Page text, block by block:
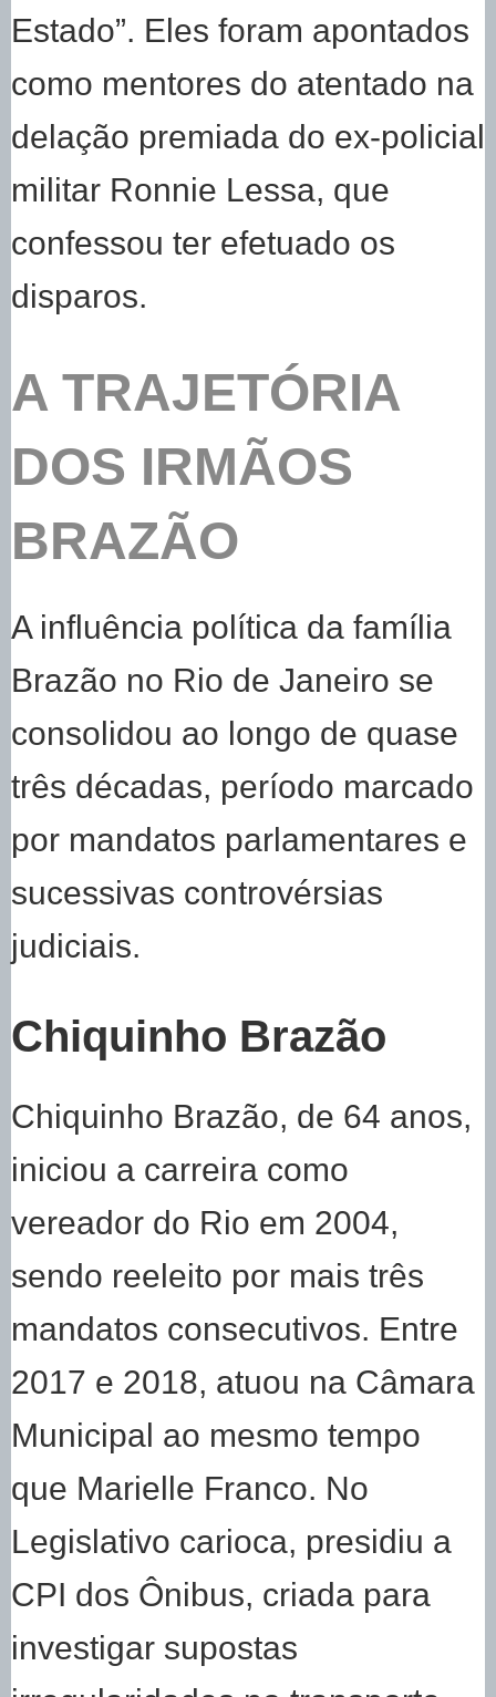
Estado”. Eles foram apontados
como mentores do atentado na
delação premiada do ex-policial
militar Ronnie Lessa, que
confessou ter efetuado os
disparos.
A TRAJETÓRIA
DOS IRMÃOS
BRAZÃO
A influência política da família
Brazão no Rio de Janeiro se
consolidou ao longo de quase
três décadas, período marcado
por mandatos parlamentares e
sucessivas controvérsias
judiciais.
Chiquinho Brazão
Chiquinho Brazão, de 64 anos,
iniciou a carreira como
vereador do Rio em 2004,
sendo reeleito por mais três
mandatos consecutivos. Entre
2017 e 2018, atuou na Câmara
Municipal ao mesmo tempo
que Marielle Franco. No
Legislativo carioca, presidiu a
CPI dos Ônibus, criada para
investigar supostas